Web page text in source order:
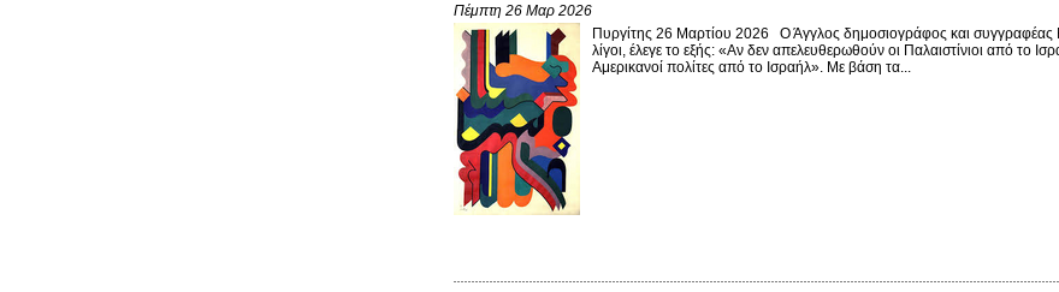
Πέμπτη 26 Μαρ 2026
Πυργίτης 26 Μαρτίου 2026 Ο Άγγλος δημοσιογράφος και
λίγοι, έλεγε το εξής: «Αν δεν απελευθερωθούν οι Παλαιστίνιοι από το
Αμερικανοί πολίτες από το Ισραήλ». Με βάση τα...